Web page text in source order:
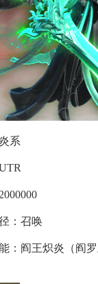
系
：召唤
：阎王炽炎（阎